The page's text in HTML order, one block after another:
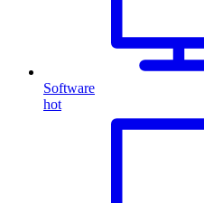
Software
hot